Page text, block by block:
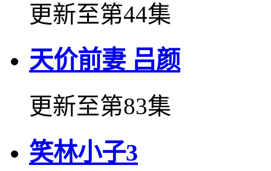
更新至第44集
天价前妻 吕颜
更新至第83集
笑林小子3